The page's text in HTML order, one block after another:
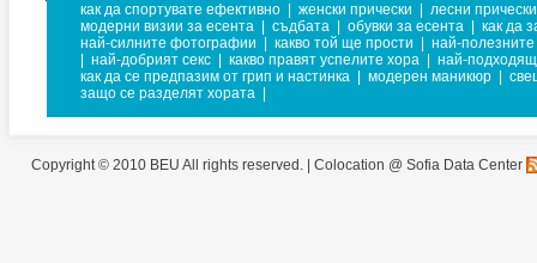
как да спортувате ефективно женски прически
лесни прически
модерни визии за есента
съдбата обувки за есента
как да
най-силните фотографии
какво той ще прости
най-
най-добрият секс какво правят успелите хора
най-
как да се предпазим от грип и настинка
модерен маникюр
защо се разделят хората
Copyright © 2010 BEU All rights reserved. | Colocation @ Sofia Data Center